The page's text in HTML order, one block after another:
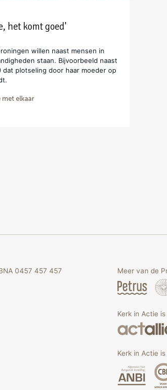
het komt goed'
willen naast mensen in
staan. Bijvoorbeeld naast
dat plotseling door haar moeder op
met elkaar
0457 457 457 Meer van de
Kerk in Actie
Kerk in Actie